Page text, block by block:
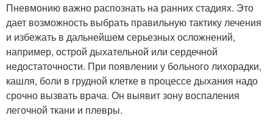
Пневмонию важно распознать на ранних стадиях. Это
дает возможность выбрать правильную тактику лечения
и избежать в дальнейшем серьезных осложнений,
например, острой дыхательной или сердечной
недостаточности. При появлении у больного лихорадки,
кашля, боли в грудной клетке в процессе дыхания надо
срочно вызвать врача. Он выявит зону воспаления
легочной ткани и плевры.